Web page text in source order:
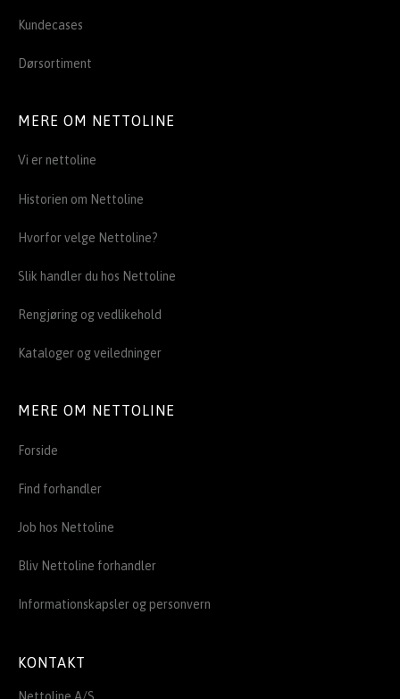
Kundecases
Dørsortiment
MERE OM NETTOLINE
Vi er nettoline
Historien om Nettoline
Hvorfor velge Nettoline?
Slik handler du hos Nettoline
Rengjøring og vedlikehold
Kataloger og veiledninger
MERE OM NETTOLINE
Forside
Find forhandler
Job hos Nettoline
Bliv Nettoline forhandler
Informationskapsler og personvern
KONTAKT